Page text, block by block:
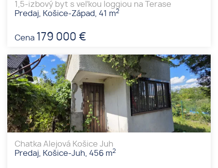
1,5-izbový byt s veľkou loggiou na Terase
Predaj, Košice-Západ, 41 m2
Cena 179 000 €
Chatka Alejová Košice Juh
Predaj, Košice-Juh, 456 m2